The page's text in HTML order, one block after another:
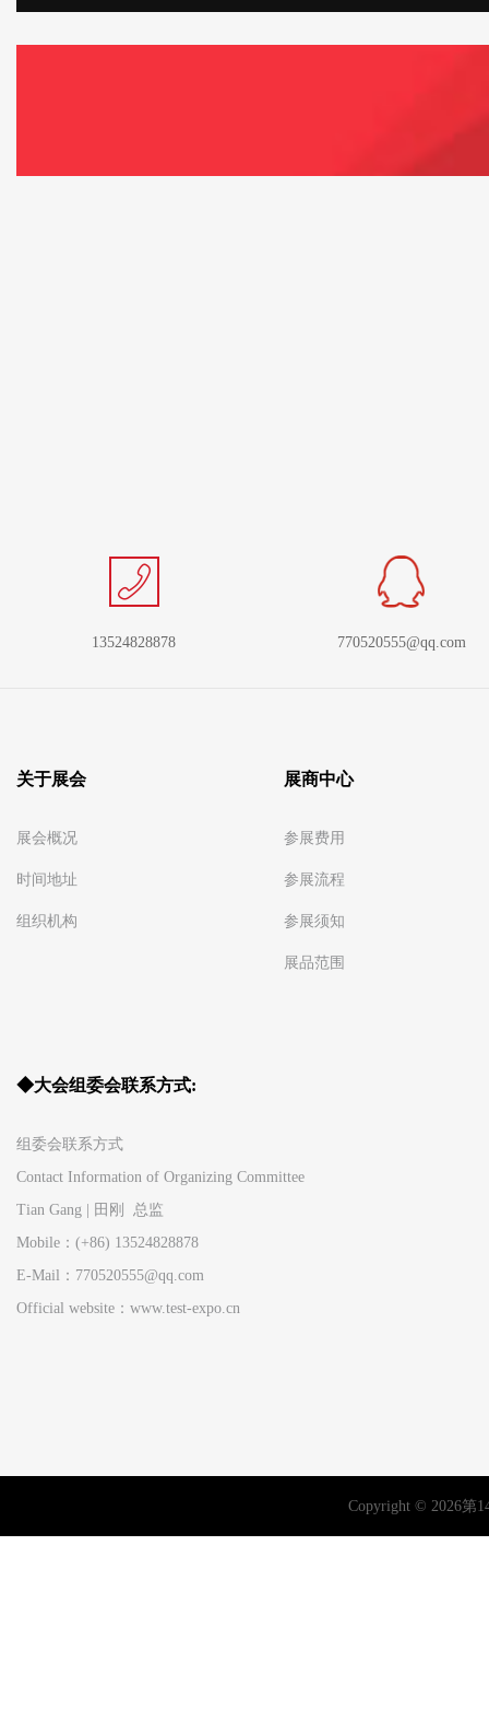
13524828878 770520555@qq.com
关于展会
展会概况
时间地址
组织机构
展商中心
参展费用
参展流程
参展须知
展品范围
◆大会组委会联系方式:
组委会联系方式
Contact Information of Organizing Committee
Tian Gang | 田刚 总监
Mobile：(+86) 13524828878
E-Mail：770520555@qq.com
Official website：www.test-expo.cn
Copyright © 2026第